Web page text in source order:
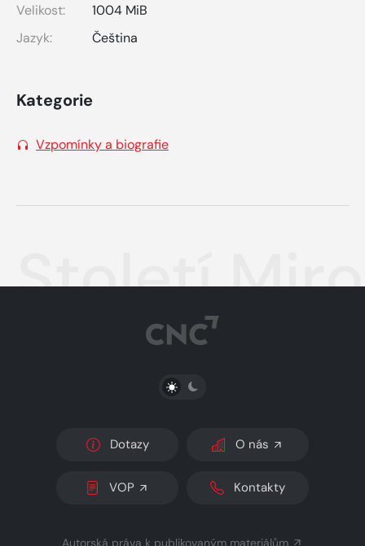
Velikost:
1004 MiB
Jazyk:
Čeština
Kategorie
Vzpomínky a biografie
Století
PŘEPNOUT SVĚTLÝ/TMAVÝ REŽIM
Dotazy O nás
VOP Kontakty
Autorská práva k publikovaným materiálům